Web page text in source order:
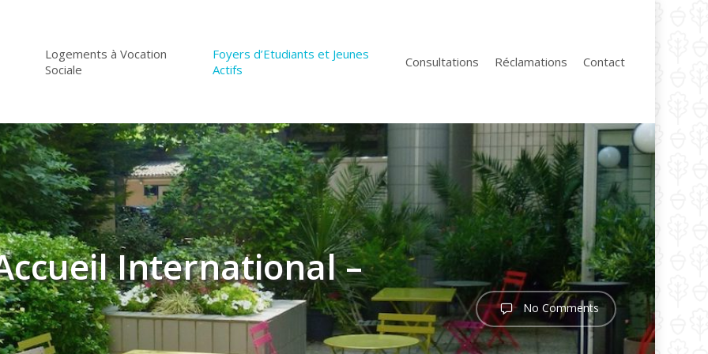
Logements à Vocation
Sociale
Foyers d’Etudiants et Jeunes
Actifs
Consultations Réclamations Contact
International –
No Comments